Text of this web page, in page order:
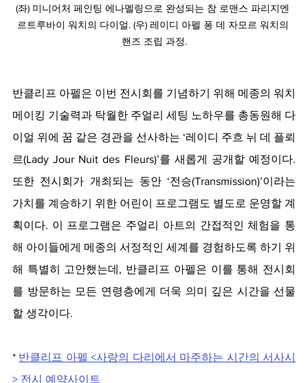
(좌) 미니어처 페인팅 에나멜링으로 완성되는 참 로맨스 파리지엔
르트루바이 워치의 다이얼. (우) 레이디 아펠 퐁 데 자모르 워치의
핸즈 조립 과정.
반클리프 아펠은 이번 전시회를 기념하기 위해 메종의 워치
메이킹 기술력과 탁월한 주얼리 세팅 노하우를 총동원해 다
이얼 위에 꿈 같은 경관을 선사하는 ‘레이디 주흐 뉘 데 플뢰
르(Lady Jour Nuit des Fleurs)’를 새롭게 공개할 예정이다.
또한 전시회가 개최되는 동안 ‘전승(Transmission)’이라는
가치를 계승하기 위한 어린이 프로그램도 별도로 운영할 계
획이다. 이 프로그램은 주얼리 아트의 간접적인 체험을 통
해 아이들에게 메종의 서정적인 세계를 경험하도록 하기 위
해 특별히 고안했는데, 반클리프 아펠은 이를 통해 전시회
를 방문하는 모든 연령층에게 더욱 의미 깊은 시간을 선물
할 생각이다.
* 반클리프 아펠 <사랑의 다리에서 마주하는 시간의 서사시
> 전시 예약사이트